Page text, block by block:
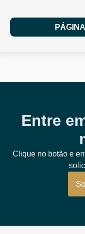
Entre
Clique no botão e